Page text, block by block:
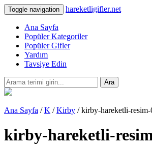
Toggle navigation hareketligifler.net
Ana Sayfa
Popüler Kategoriler
Popüler Gifler
Yardım
Tavsiye Edin
Ara
Ana Sayfa /K /Kirby / kirby-hareketli-resim-
kirby-hareketli-